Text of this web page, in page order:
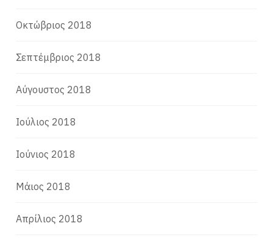
Οκτώβριος 2018
Σεπτέμβριος 2018
Αύγουστος 2018
Ιούλιος 2018
Ιούνιος 2018
Μάιος 2018
Απρίλιος 2018